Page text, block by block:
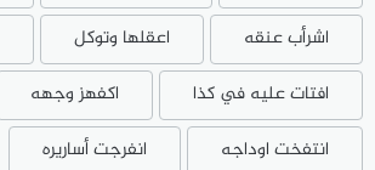
اشرأب عنقه
اعقلها وتوكل
افتات عليه في كذا
اكفهز وجهه
انتفخت اوداجه
انفرجت أساريره